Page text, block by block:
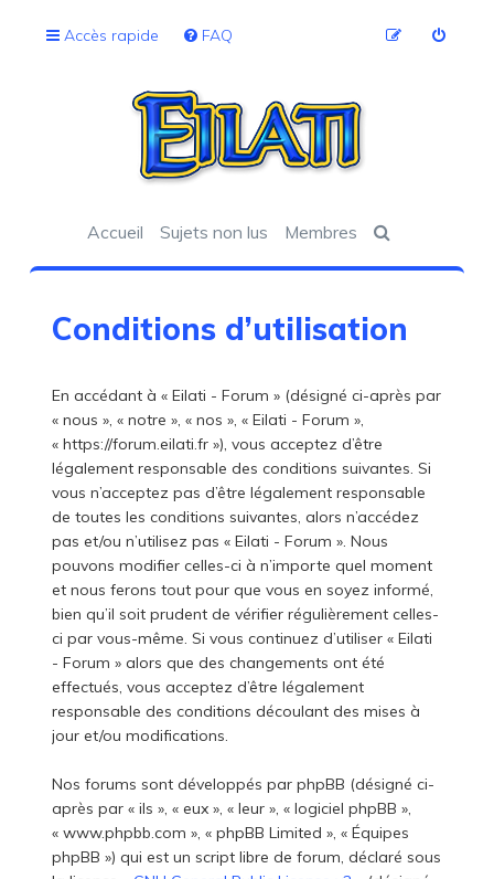
Accès rapide FAQ
Accueil Sujets non lus Membres
Conditions d’utilisation
En accédant à « Eilati - Forum » (désigné ci-après par
« nous », « notre », « nos », « Eilati - Forum »,
« https://forum.eilati.fr »), vous acceptez d’être
légalement responsable des conditions suivantes. Si
vous n’acceptez pas d’être légalement responsable
de toutes les conditions suivantes, alors n’accédez
pas et/ou n’utilisez pas « Eilati - Forum ». Nous
pouvons modifier celles-ci à n’importe quel moment
et nous ferons tout pour que vous en soyez informé,
bien qu’il soit prudent de vérifier régulièrement celles-
ci par vous-même. Si vous continuez d’utiliser « Eilati
- Forum » alors que des changements ont été
effectués, vous acceptez d’être légalement
responsable des conditions découlant des mises à
jour et/ou modifications.
Nos forums sont développés par phpBB (désigné ci-
après par « ils », « eux », « leur », « logiciel phpBB »,
« www.phpbb.com », « phpBB Limited », « Équipes
phpBB ») qui est un script libre de forum, déclaré sous